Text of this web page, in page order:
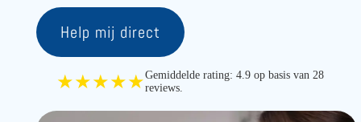
Help mij direct
★★★★★Gemiddelde rating: 4.9 op basis van 28
reviews.